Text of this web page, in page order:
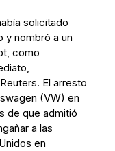
solicitado
y nombró a un
como
El arresto
(VW) en
de que admitió
a las
en